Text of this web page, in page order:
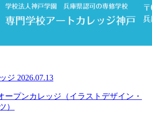
ジ 2026.07.13
ープンカレッジ（イラストデザイン・
）